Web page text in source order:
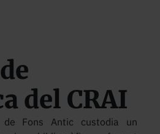
del CRAI
de Fons Antic custodia un